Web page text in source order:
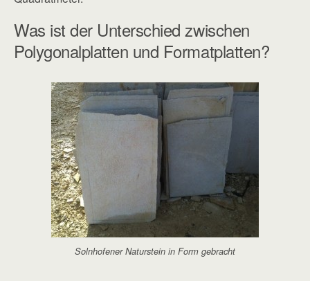
Was ist der Unterschied zwischen
Polygonalplatten und Formatplatten?
Solnhofener Naturstein in Form gebracht